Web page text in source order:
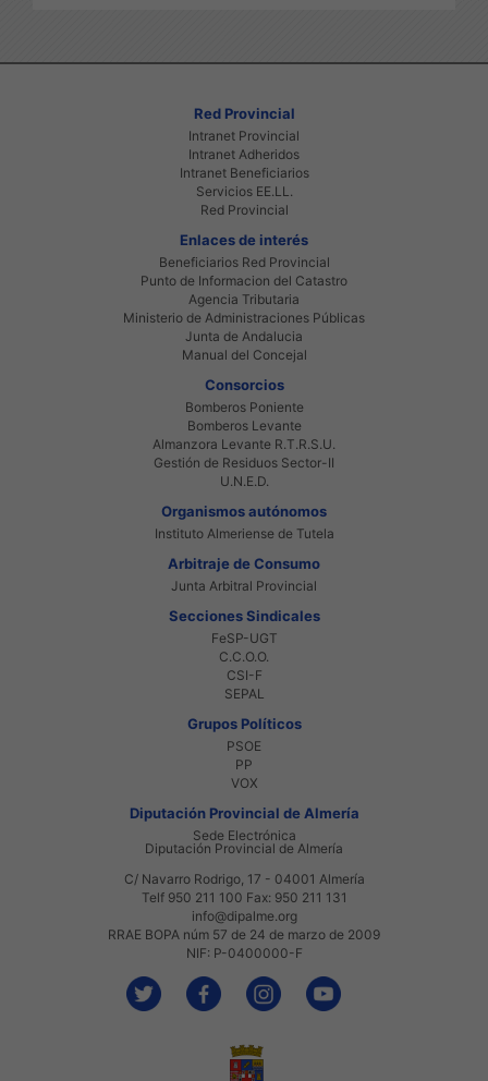
Red Provincial
Intranet Provincial
Intranet Adheridos
Intranet Beneficiarios
Servicios EE.LL.
Red Provincial
Enlaces de interés
Beneficiarios Red Provincial
Punto de Informacion del Catastro
Agencia Tributaria
Ministerio de Administraciones Públicas
Junta de Andalucia
Manual del Concejal
Consorcios
Bomberos Poniente
Bomberos Levante
Almanzora Levante R.T.R.S.U.
Gestión de Residuos Sector-II
U.N.E.D.
Organismos autónomos
Instituto Almeriense de Tutela
Arbitraje de Consumo
Junta Arbitral Provincial
Secciones Sindicales
FeSP-UGT
C.C.O.O.
CSI-F
SEPAL
Grupos Políticos
PSOE
PP
VOX
Diputación Provincial de Almería
Sede Electrónica
Diputación Provincial de Almería
C/ Navarro Rodrigo, 17 - 04001 Almería
Telf 950 211 100 Fax: 950 211 131
info@dipalme.org
RRAE BOPA núm 57 de 24 de marzo de 2009
NIF: P-0400000-F